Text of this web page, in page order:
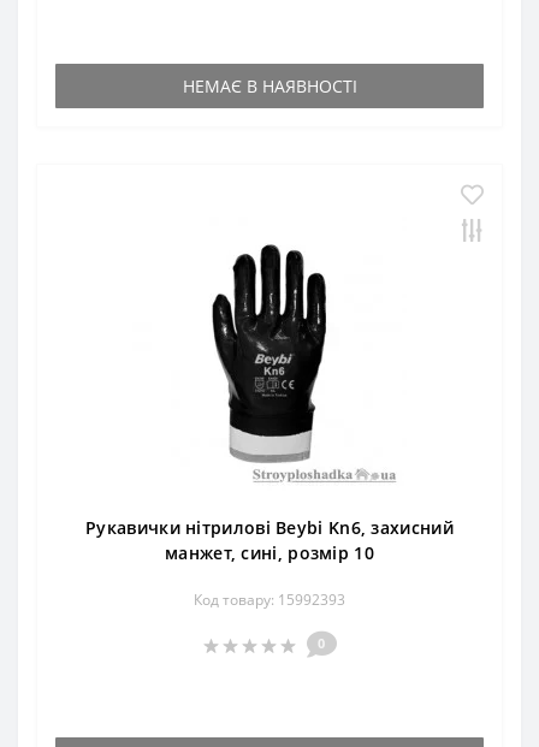
НЕМАЄ В НАЯВНОСТІ
Рукавички нітрилові Beybi Kn6, захисний
манжет, сині, розмір 10
Код товару: 15992393
0